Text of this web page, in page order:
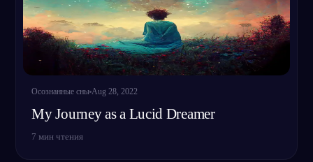
Осознанные сны Aug 28, 2022
My Journey as a Lucid Dreamer
7 мин чтения